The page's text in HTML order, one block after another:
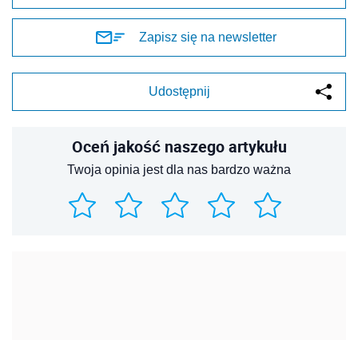
Zapisz się na newsletter
Udostępnij
Oceń jakość naszego artykułu
Twoja opinia jest dla nas bardzo ważna